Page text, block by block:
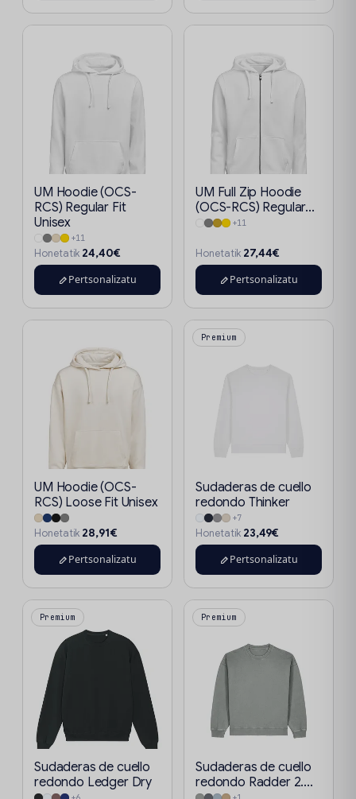
UM Hoodie (OCS-
RCS) Regular Fit
Unisex
+11
Honetatik 24,40€
Pertsonalizatu
UM Full Zip Hoodie
(OCS-RCS) Regular...
+11
Honetatik 27,44€
Pertsonalizatu
UM Hoodie (OCS-
RCS) Loose Fit Unisex
Honetatik 28,91€
Pertsonalizatu
Premium
Sudaderas de cuello
redondo Thinker
+7
Honetatik 23,49€
Pertsonalizatu
Premium
Sudaderas de cuello
redondo Ledger Dry
Premium
Sudaderas de cuello
redondo Radder 2....